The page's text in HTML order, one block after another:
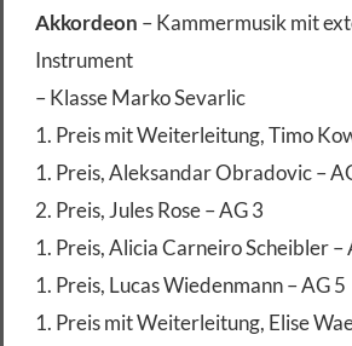
Akkordeon – Kammermusik mit
Instrument
– Klasse Marko Sevarlic
1. Preis mit Weiterleitung, Timo
1. Preis, Aleksandar Obradovic –
2. Preis, Jules Rose – AG 3
1. Preis, Alicia Carneiro Scheibler –
1. Preis, Lucas Wiedenmann – AG 5
1. Preis mit Weiterleitung, Elise